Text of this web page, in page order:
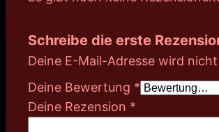
Schreibe die erste
Deine E-Mail-Adresse wird
Deine Bewertung *
Deine Rezension *